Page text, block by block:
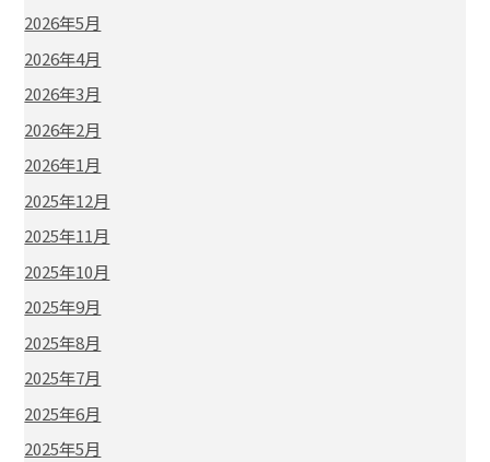
2026年5月
2026年4月
2026年3月
2026年2月
2026年1月
2025年12月
2025年11月
2025年10月
2025年9月
2025年8月
2025年7月
2025年6月
2025年5月